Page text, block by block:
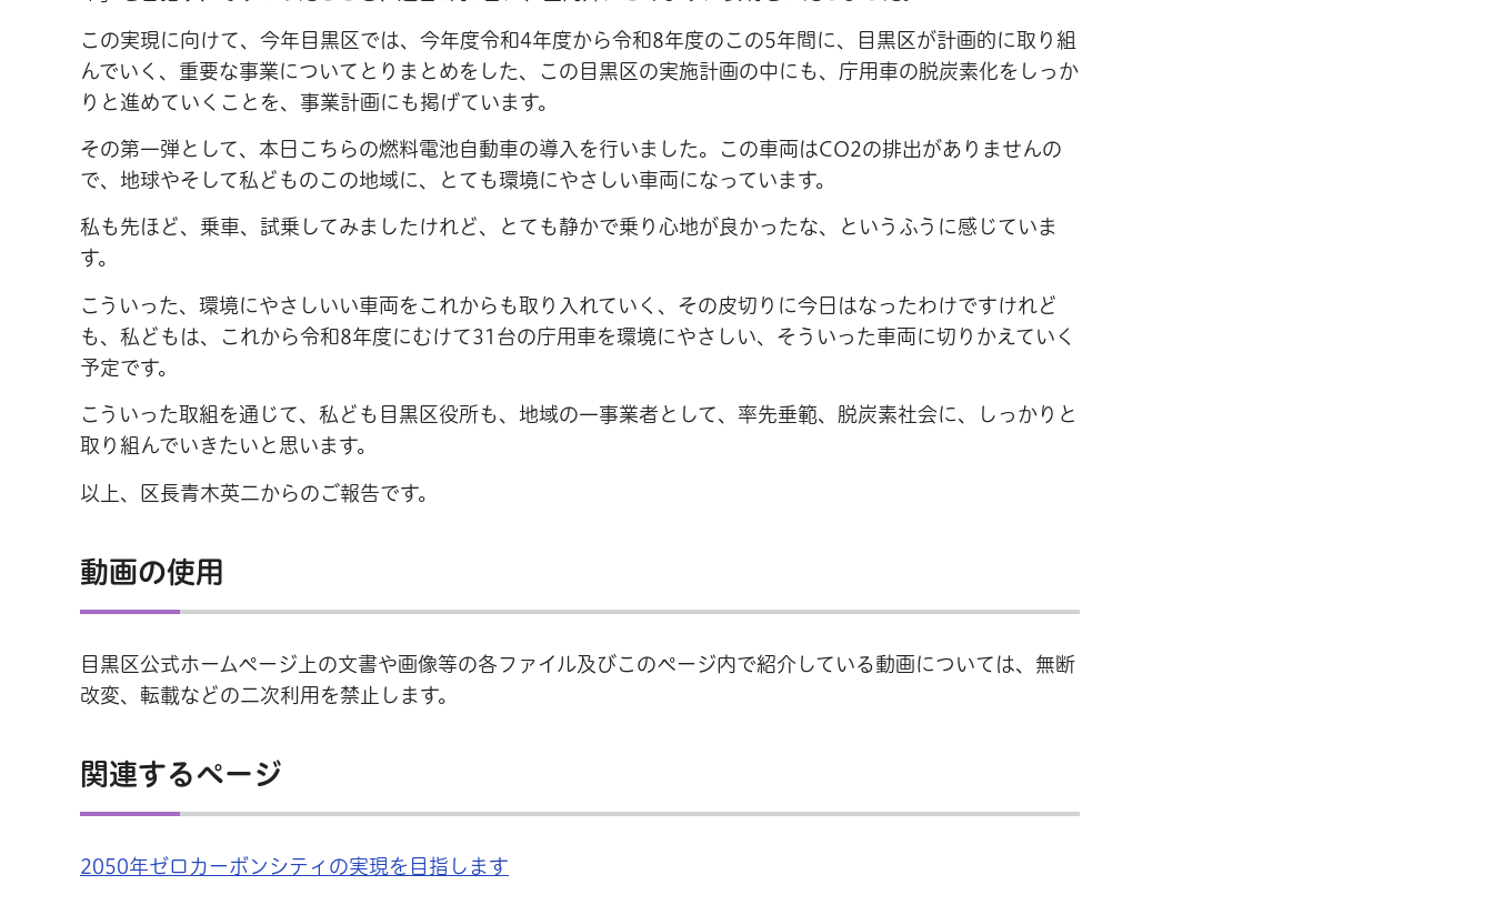
この実現に向けて、今年目黒区では、今年度令和4年度から令和8年度のこの5年間に、目黒区が計画的に取り組
んでいく、重要な事業についてとりまとめをした、この目黒区の実施計画の中にも、庁用車の脱炭素化をしっか
りと進めていくことを、事業計画にも掲げています。
その第一弾として、本日こちらの燃料電池自動車の導入を行いました。この車両はCO2の排出がありませんの
で、地球やそして私どものこの地域に、とても環境にやさしい車両になっています。
私も先ほど、乗車、試乗してみましたけれど、とても静かで乗り心地が良かったな、というふうに感じていま
す。
こういった、環境にやさしいい車両をこれからも取り入れていく、その皮切りに今日はなったわけですけれど
も、私どもは、これから令和8年度にむけて31台の庁用車を環境にやさしい、そういった車両に切りかえていく
予定です。
こういった取組を通じて、私ども目黒区役所も、地域の一事業者として、率先垂範、脱炭素社会に、しっかりと
取り組んでいきたいと思います。
以上、区長青木英二からのご報告です。
動画の使用
目黒区公式ホームページ上の文書や画像等の各ファイル及びこのページ内で紹介している動画については、無断
改変、転載などの二次利用を禁止します。
関連するページ
2050年ゼロカーボンシティの実現を目指します